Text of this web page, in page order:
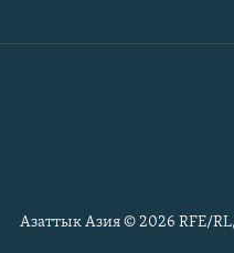
Азаттык Азия © 2026 RFE/